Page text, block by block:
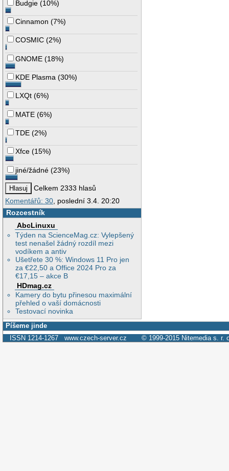
Budgie (10%)
Cinnamon (7%)
COSMIC (2%)
GNOME (18%)
KDE Plasma (30%)
LXQt (6%)
MATE (6%)
TDE (2%)
Xfce (15%)
jiné/žádné (23%)
Celkem 2333 hlasů
Komentářů: 30, poslední 3.4. 20:20
Rozcestník
AbcLinuxu
Týden na ScienceMag.cz: Vylepšený
test nenašel žádný rozdíl mezi
vodíkem a antiv
Ušetřete 30 %: Windows 11 Pro jen
za €22,50 a Office 2024 Pro za
€17,15 – akce B
HDmag.cz
Kamery do bytu přinesou maximální
přehled o vaší domácnosti
Testovací novinka
Píšeme jinde
ISSN 1214-1267 www.czech-server.cz © 1999-2015 Nitemedia s. r.